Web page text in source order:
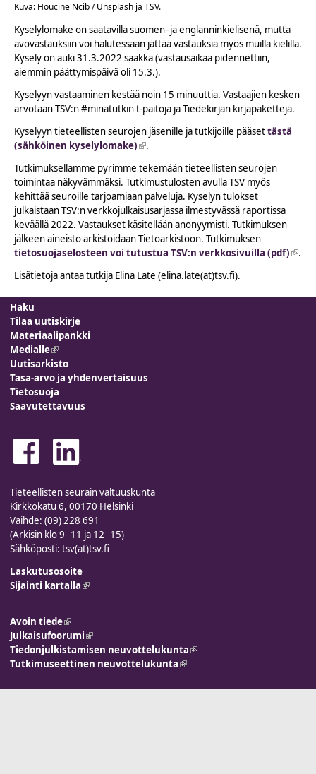
Kuva: Houcine Ncib / Unsplash ja TSV.
Kyselylomake on saatavilla suomen- ja englanninkielisenä, mutta
avovastauksiin voi halutessaan jättää vastauksia myös muilla kielillä.
Kysely on auki 31.3.2022 saakka (vastausaikaa pidennettiin,
aiemmin päättymispäivä oli 15.3.).
Kyselyyn vastaaminen kestää noin 15 minuuttia. Vastaajien kesken
arvotaan TSV:n #minätutkin t-paitoja ja Tiedekirjan kirjapaketteja.
Kyselyyn tieteellisten seurojen jäsenille ja tutkijoille pääsettästä
(sähköinen kyselylomake)(link is external)
.
Tutkimuksellamme pyrimme tekemään tieteellisten seurojen
toimintaa näkyvämmäksi. Tutkimustulosten avulla TSV myös
kehittää seuroille tarjoamiaan palveluja. Kyselyn tulokset
julkaistaan TSV:n verkkojulkaisusarjassa ilmestyvässä raportissa
keväällä 2022. Vastaukset käsitellään anonyymisti. Tutkimuksen
jälkeen aineisto arkistoidaan Tietoarkistoon. Tutkimuksen
tietosuojaselosteen voi tutustua TSV:n verkkosivuilla (pdf)(link
.
Lisätietoja antaa tutkija Elina Late (elina.late(at)tsv.fi).
Haku
Tilaa uutiskirje
Materiaalipankki
Medialle(link is external)
Uutisarkisto
Tasa-arvo ja yhdenvertaisuus
Tietosuoja
Saavutettavuus
Tieteellisten seurain valtuuskunta
Kirkkokatu 6, 00170 Helsinki
Vaihde: (09) 228 691
(Arkisin klo 9−11 ja 12−15)
Sähköposti: tsv(at)tsv.fi
Laskutusosoite
Sijainti kartalla(link is external)
Avoin tiede(link is external)
Julkaisufoorumi(link is external)
Tiedonjulkistamisen neuvottelukunta(link is external)
Tutkimuseettinen neuvottelukunta(link is external)